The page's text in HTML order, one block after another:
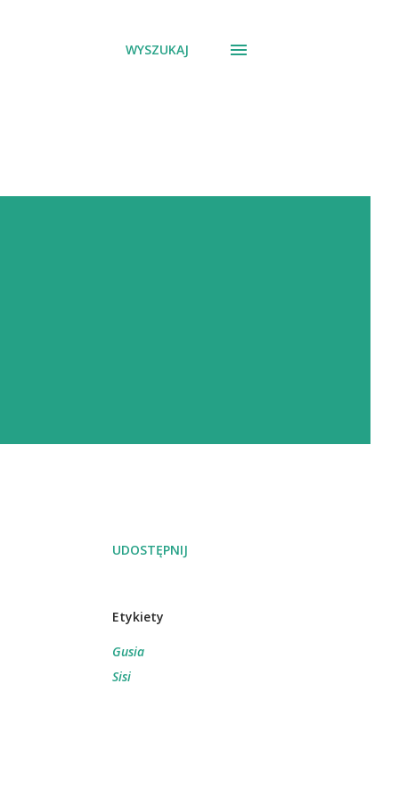
WYSZUKAJ
UDOSTĘPNIJ
Etykiety
Gusia
Sisi